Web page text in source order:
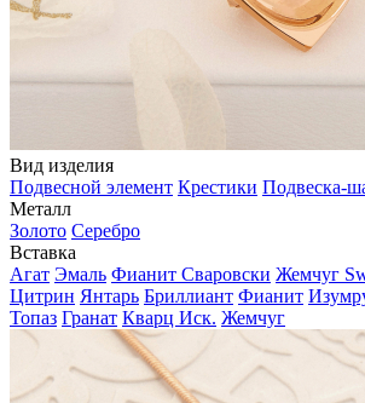
Вид изделия
Подвесной элемент Крестики Подвеска-
Металл
Золото Серебро
Вставка
Агат Эмаль Фианит Сваровски Жемчуг
Цитрин Янтарь Бриллиант Фианит
Топаз Гранат Кварц Иск. Жемчуг